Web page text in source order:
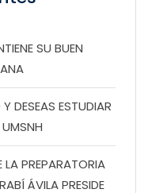
SU BUEN
DESEAS ESTUDIAR
LA PREPARATORIA
ÁVILA PRESIDE